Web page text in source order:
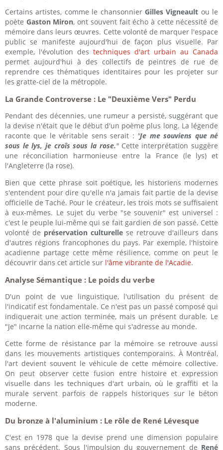
Certains artistes, comme le chansonnier Gilles Vigneault ou le
poète Gaston Miron, ont souvent fait écho à cette nécessité de
mémoire dans leurs œuvres. Cette volonté de marquer l'espace
public se manifeste aujourd'hui de façon plus visuelle. Par
exemple, l'évolution des techniques d'art urbain au Canada
permet aujourd'hui à des collectifs de peintres de rue de
reprendre ces thématiques identitaires pour les projeter sur
les gratte-ciel de la métropole.
La Grande Controverse : Le "Deuxième Vers" Perdu
Pendant des décennies, une rumeur a persisté, suggérant que
la devise n'était que le début d'un poème plus long. La légende
raconte que le véritable sens serait : "Je me souviens que né
sous le lys, je croîs sous la rose."Cette interprétation suggère
une réconciliation harmonieuse entre la France (le lys) et
l'Angleterre (la rose).
Bien que cette phrase soit poétique, les historiens modernes
s'entendent pour dire qu'elle n'a jamais fait partie de la devise
officielle de Taché. Pour le créateur, les trois mots se suffisaient
à eux-mêmes. Le sujet du verbe "se souvenir" est universel :
c'est le peuple lui-même qui se fait gardien de son passé. Cette
volonté de préservation culturelle se retrouve d'ailleurs dans
d'autres régions francophones du pays. Par exemple, l'histoire
acadienne partage cette même résilience, comme on peut le
découvrir dans cet article sur l'âme vibrante de l'Acadie.
Analyse Sémantique : Le poids du verbe
D'un point de vue linguistique, l'utilisation du présent de
l'indicatif est fondamentale. Ce n'est pas un passé composé qui
indiquerait une action terminée, mais un présent durable. Le
"Je" incarne la nation elle-même qui s'adresse au monde.
Cette forme de résistance par la mémoire se retrouve aussi
dans les mouvements artistiques contemporains. À Montréal,
l'art devient souvent le véhicule de cette mémoire collective.
On peut observer cette fusion entre histoire et expression
visuelle dans les techniques d'art urbain, où le graffiti et la
murale servent parfois de rappels historiques sur le béton
moderne.
Du bronze à l'aluminium : Le rôle de René Lévesque
C'est en 1978 que la devise prend une dimension populaire
sans précédent. Sous l'impulsion du gouvernement de René